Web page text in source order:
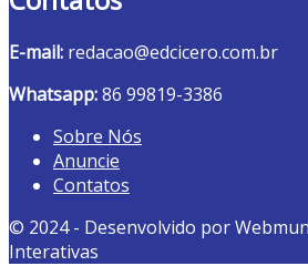
E-mail: redacao@edcicero.com.br
Whatsapp:86 99819-3386
Sobre Nós
Anuncie
Contatos
© 2024 - Desenvolvido por
Interativas